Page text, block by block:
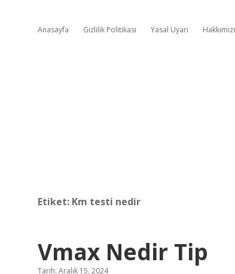
Anasayfa Gizlilik Politikası Yasal Uyarı
Etiket: Km testi nedir
Vmax Nedir Tip
Tarih: Aralık 15, 2024